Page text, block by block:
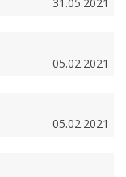
05.02.2021
05.02.2021